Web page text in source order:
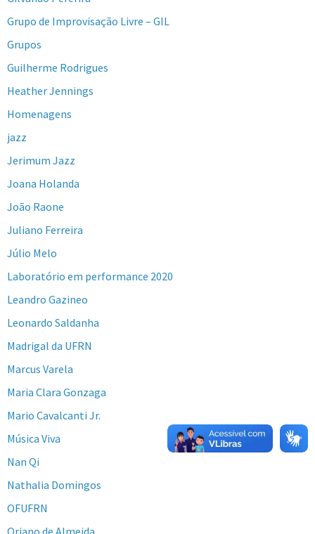
Grupo de Improvisação Livre – GIL
Grupos
Guilherme Rodrigues
Heather Jennings
Homenagens
jazz
Jerimum Jazz
Joana Holanda
João Raone
Juliano Ferreira
Júlio Melo
Laboratório em performance 2020
Leandro Gazineo
Leonardo Saldanha
Madrigal da UFRN
Marcus Varela
Maria Clara Gonzaga
Mario Cavalcanti Jr.
Música Viva
Nan Qi
Nathalia Domingos
OFUFRN
Oriano de Almeida